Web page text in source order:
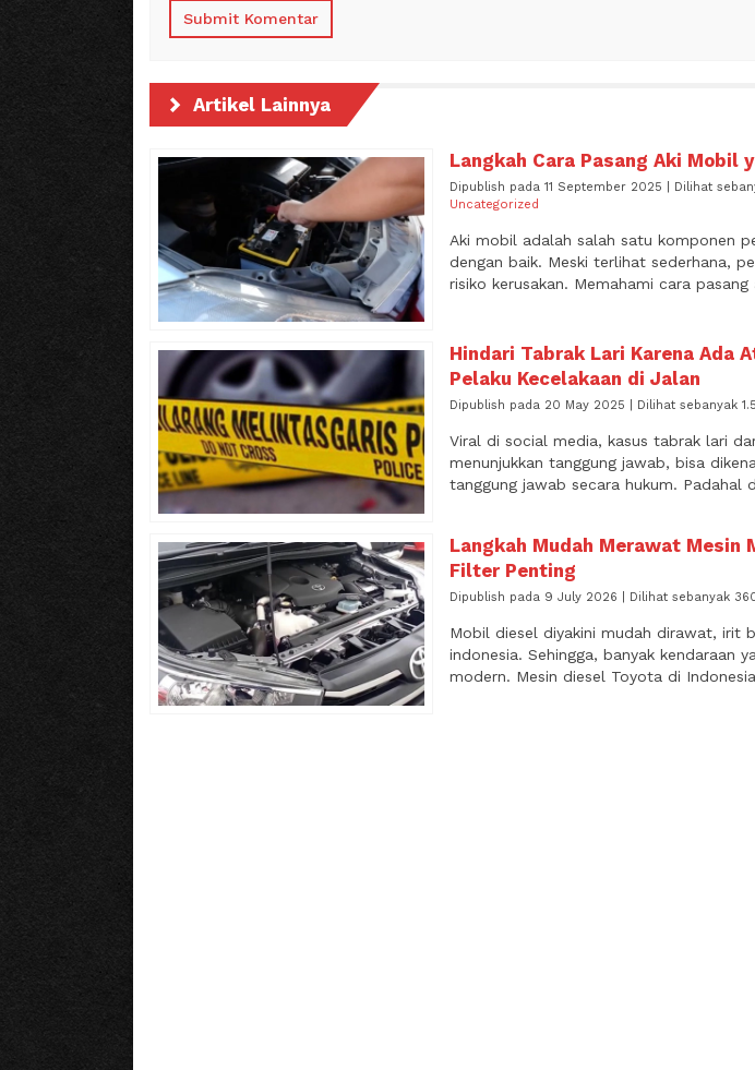
Artikel Lainnya
Langkah Cara Pasang Aki Mobil
Dipublish pada 11 September 2025 | Dilihat
Uncategorized
Aki mobil adalah salah satu komponen
dengan baik. Meski terlihat sederhana,
risiko kerusakan. Memahami cara
Hindari Tabrak Lari Karena Ada
Pelaku Kecelakaan di Jalan
Dipublish pada 20 May 2025 | Dilihat sebanyak
Viral di social media, kasus tabrak lari
menunjukkan tanggung jawab, bisa
tanggung jawab secara hukum. Padahal
Langkah Mudah Merawat Mesin
Filter Penting
Dipublish pada 9 July 2026 | Dilihat sebanyak
Mobil diesel diyakini mudah dirawat, irit
indonesia. Sehingga, banyak kendaraan
modern. Mesin diesel Toyota di